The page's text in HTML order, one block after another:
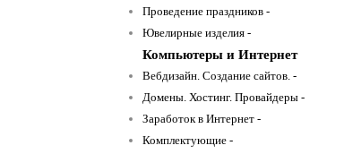
Проведение праздников -
Ювелирные изделия -
Компьютеры и Интернет
Вебдизайн. Создание сайтов. -
Домены. Хостинг. Провайдеры -
Заработок в Интернет -
Комплектующие -